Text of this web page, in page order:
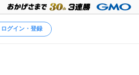
ログイン・登録